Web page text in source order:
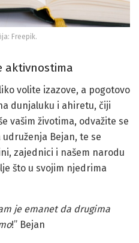
Freepik.
aktivnostima
volite izazove, a pogotovo
dunjaluku i ahiretu, čiji
vašim životima, odvažite se
Bejan, te se
zajednici i našem narodu
što u svojim njedrima
je emanet da drugima
!” Bejan